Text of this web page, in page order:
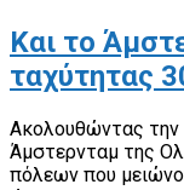
Και το
ταχύτητας
Ακολουθώντας την
Άμστερνταμ της
πόλεων που